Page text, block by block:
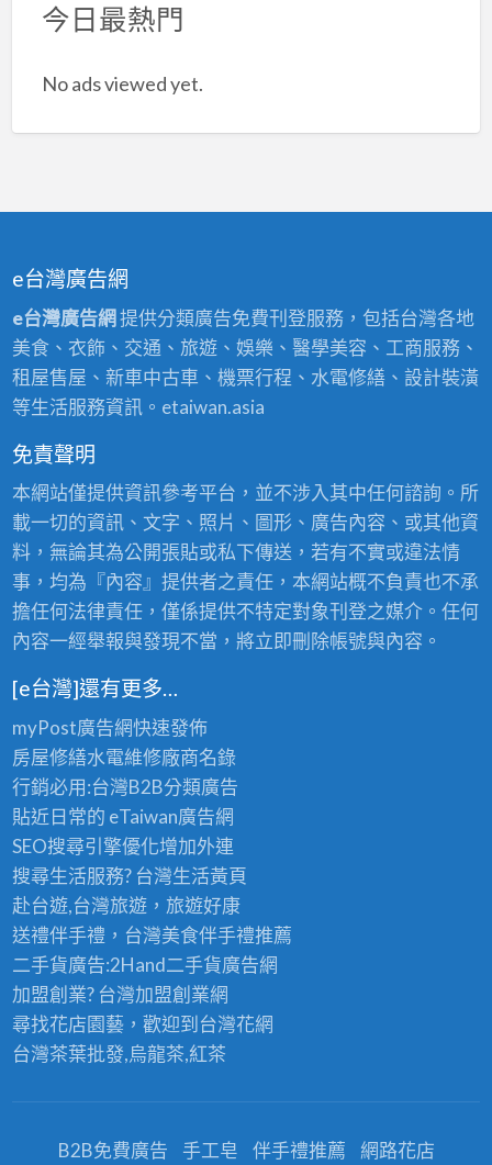
今日最熱門
No ads viewed yet.
e台灣廣告網
e台灣廣告網提供分類廣告免費刊登服務，包括台灣各地
美食、衣飾、交通、旅遊、娛樂、醫學美容、工商服務、
租屋售屋、新車中古車、機票行程、水電修繕、設計裝潢
等生活服務資訊。etaiwan.asia
免責聲明
本網站僅提供資訊參考平台，並不涉入其中任何諮詢。所
載一切的資訊、文字、照片、圖形、廣告內容、或其他資
料，無論其為公開張貼或私下傳送，若有不實或違法情
事，均為『內容』提供者之責任，本網站概不負責也不承
擔任何法律責任，僅係提供不特定對象刊登之媒介。任何
內容一經舉報與發現不當，將立即刪除帳號與內容。
[e台灣]還有更多…
myPost廣告網快速發佈
房屋修繕水電維修廠商名錄
行銷必用:台灣B2B分類廣告
貼近日常的 eTaiwan廣告網
SEO搜尋引擎優化增加外連
搜尋生活服務? 台灣生活黃頁
赴台遊,台灣旅遊，旅遊好康
送禮伴手禮，台灣美食伴手禮推薦
二手貨廣告:2Hand二手貨廣告網
加盟創業? 台灣加盟創業網
尋找花店園藝，歡迎到台灣花網
台灣茶葉批發,烏龍茶,紅茶
B2B免費廣告 手工皂 伴手禮推薦 網路花店